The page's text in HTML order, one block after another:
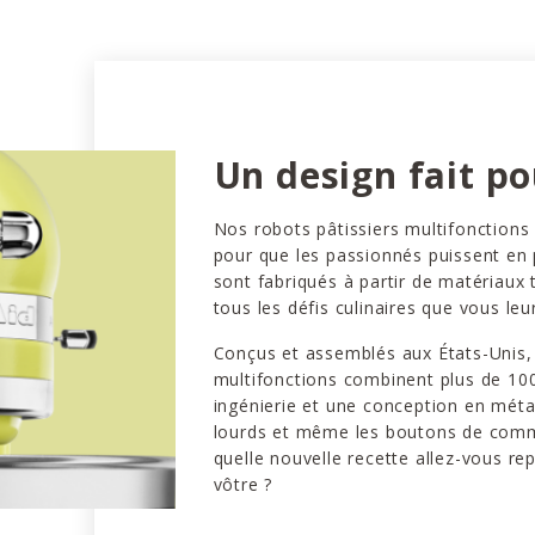
Un design fait
Nos robots pâtissiers multifonctions
pour que les passionnés puissent
sont fabriqués à partir de
tous les défis culinaires que vous
Conçus et assemblés aux États-
multifonctions combinent plus de
ingénierie et une conception en
lourds et même les boutons de
quelle nouvelle recette allez-vous
vôtre ?